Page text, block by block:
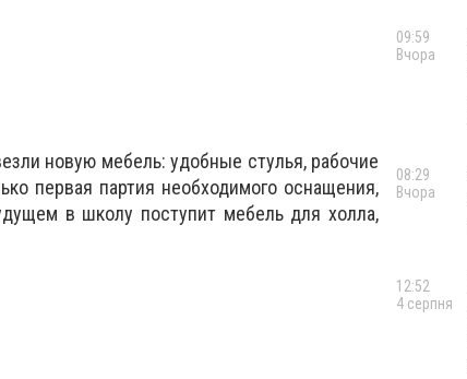
новую мебель: удобные стулья, рабочие
первая партия необходимого оснащения,
в школу поступит мебель для холла,
09:59
Вчора
08:29
Вчора
12:52
4 серпня